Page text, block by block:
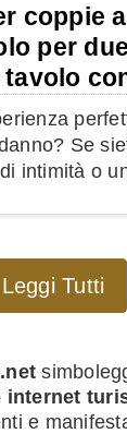
coppie
per
Se
intimità o
Leggi Tutti
internet
e